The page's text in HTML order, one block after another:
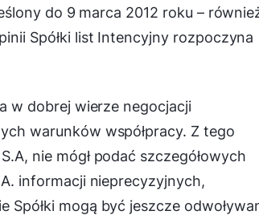
do 9 marca 2012 roku –
Spółki list Intencyjny rozpoczyna
w dobrej wierze negocjacji
warunków współpracy. Z tego
nie mógł podać szczegółowych
informacji nieprecyzyjnych,
mogą być jeszcze